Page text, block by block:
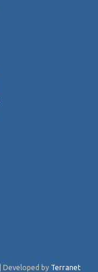
| Developed by Terranet